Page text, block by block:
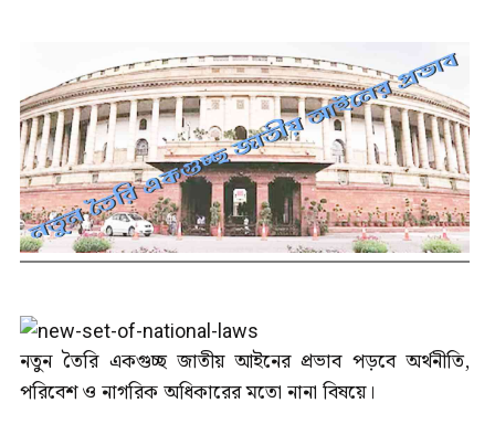
নতুন তৈরি একগুচ্ছ জাতীয় আইনের প্রভাব পড়বে অর্থনীতি,
পরিবেশ ও নাগরিক অধিকারের মতো নানা বিষয়ে।